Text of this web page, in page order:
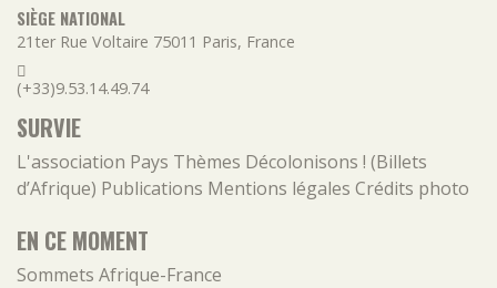
SIÈGE NATIONAL
21ter Rue Voltaire 75011 Paris, France
(+33)9.53.14.49.74
SURVIE
L'association Pays Thèmes Décolonisons ! (Billets
d’Afrique) Publications Mentions légales Crédits photo
EN CE MOMENT
Sommets Afrique-France